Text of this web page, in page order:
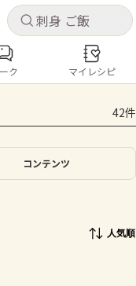
キャ
存できます
キャ
コンテンツ
とうもろこし
ピーマン
ク マイレシピ
42件
コンテンツ
人気順